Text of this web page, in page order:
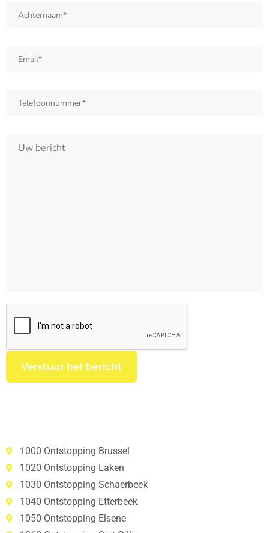
1000 Ontstopping Brussel
1020 Ontstopping Laken
1030 Ontstopping Schaerbeek
1040 Ontstopping Etterbeek
1050 Ontstopping Elsene